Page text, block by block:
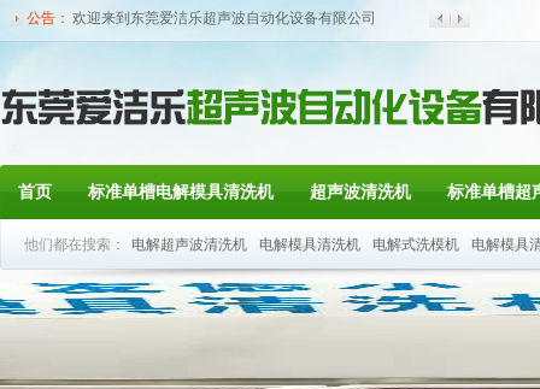
公告： 欢迎来到东莞爱洁乐超声波自动化设备有限公司
官方...
首页 标准单槽电解模具清洗机 超声波清洗机 标准单槽超
联系我们
他们都在搜索： 电解超声波清洗机 电解模具清洗机 电解式洗模机 电解模具